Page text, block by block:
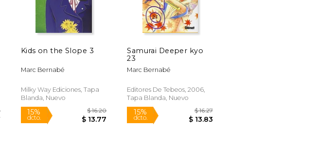
Kids on the Slope 3
Marc Bernabé
Milky Way Ediciones, Tapa
Blanda, Nuevo
Samurai Deeper kyo
23
Marc Bernabé
Editores De Tebeos, 2006,
Tapa Blanda, Nuevo